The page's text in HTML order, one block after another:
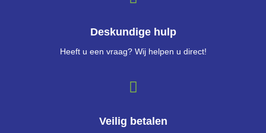
Deskundige hulp
Heeft u een vraag? Wij helpen u direct!
Veilig betalen